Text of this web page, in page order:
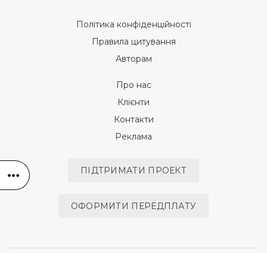
Політика конфіденційності
Правила цитування
Авторам
Про нас
Клієнти
Контакти
Реклама
ПІДТРИМАТИ ПРОЕКТ
ОФОРМИТИ ПЕРЕДПЛАТУ